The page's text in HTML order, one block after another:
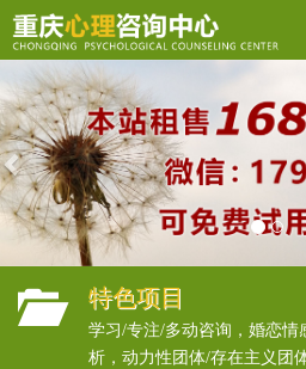
Previous
特色项目
学习/专注/多动咨询，婚恋
析，动力性团体/存在主义团